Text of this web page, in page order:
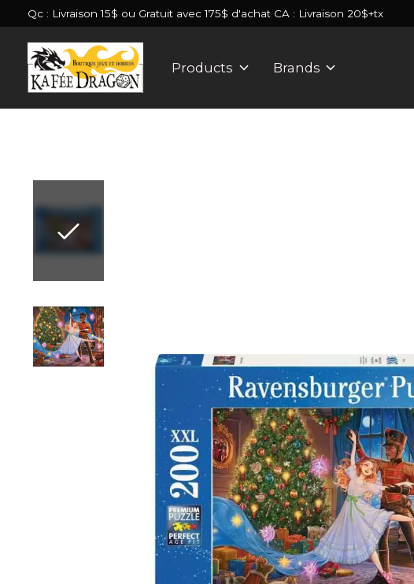
Qc : Livraison 15$ ou Gratuit avec 175$ d'achat CA : Livraison 20$+tx
Products Brands